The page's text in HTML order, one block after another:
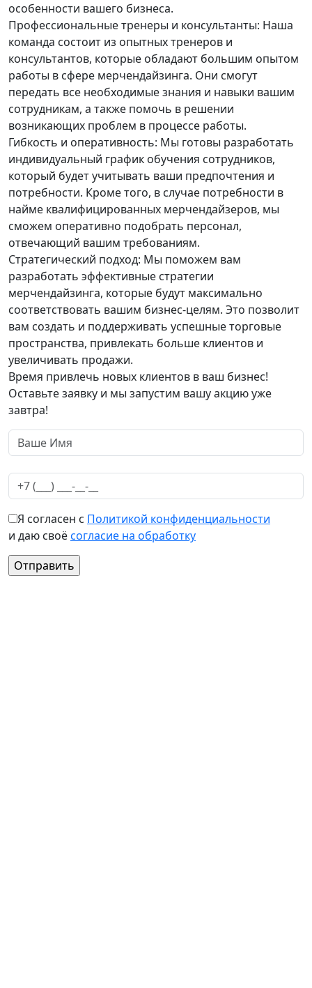
особенности вашего бизнеса.
Профессиональные тренеры и консультанты: Наша
команда состоит из опытных тренеров и
консультантов, которые обладают большим опытом
работы в сфере мерчендайзинга. Они смогут
передать все необходимые знания и навыки вашим
сотрудникам, а также помочь в решении
возникающих проблем в процессе работы.
Гибкость и оперативность: Мы готовы разработать
индивидуальный график обучения сотрудников,
который будет учитывать ваши предпочтения и
потребности. Кроме того, в случае потребности в
найме квалифицированных мерчендайзеров, мы
сможем оперативно подобрать персонал,
отвечающий вашим требованиям.
Стратегический подход: Мы поможем вам
разработать эффективные стратегии
мерчендайзинга, которые будут максимально
соответствовать вашим бизнес-целям. Это позволит
вам создать и поддерживать успешные торговые
пространства, привлекать больше клиентов и
увеличивать продажи.
Время привлечь новых клиентов в ваш бизнес!
Оставьте заявку и мы запустим вашу акцию уже
завтра!
Я согласен с Политикой конфиденциальности
и даю своёсогласие на обработку